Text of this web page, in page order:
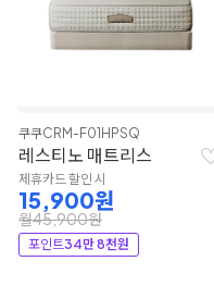
쿠쿠CRM-F01HPSQ
레스티노 매트리스
제휴카드 할인 시
15,900원
월45,900원
포인트34만 8천원